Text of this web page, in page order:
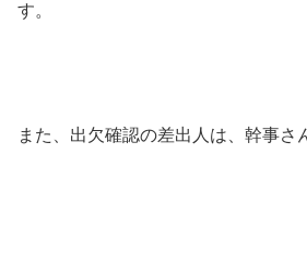
す。
また、出欠確認の差出人は、幹事さ